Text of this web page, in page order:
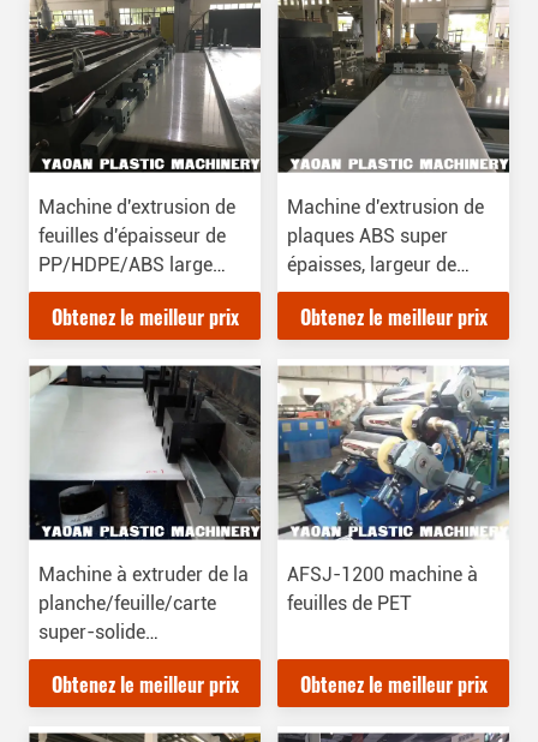
Machine d'extrusion de
feuilles d'épaisseur de
PP/HDPE/ABS large
2500 mm, machine
d'extrusion de feuilles de
Obtenez le meilleur prix
Machine d'extrusion de
plaques ABS super
épaisses, largeur de
1000 mm à 1500 mm,
épaisseur de 20 à 300
Obtenez le meilleur prix
Machine à extruder de la
planche/feuille/carte
super-solide
PP/PE/PA/ABS/POM
Obtenez le meilleur prix
AFSJ-1200 machine à
feuilles de PET
Obtenez le meilleur prix